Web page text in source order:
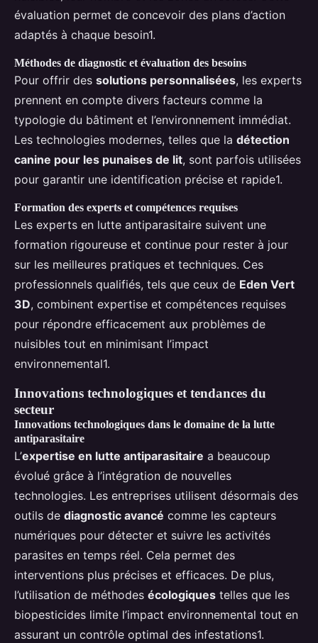
évaluation permet de concevoir des plans d’action
adaptés à chaque besoin1.
Méthodes de diagnostic et évaluation des besoins
Pour offrir des solutions personnalisées, les experts
prennent en compte divers facteurs comme la
typologie du bâtiment et l’environnement immédiat.
Les technologies modernes, telles que la détection
canine pour les punaises de lit, sont parfois utilisées
pour garantir une identification précise et rapide1.
Formation des experts et compétences requises
Les experts en lutte antiparasitaire suivent une
formation rigoureuse et continue pour rester à jour
sur les meilleures pratiques et techniques. Ces
professionnels qualifiés, tels que ceux de Eden Vert
3D, combinent expertise et compétences requises
pour répondre efficacement aux problèmes de
nuisibles tout en minimisant l’impact
environnemental1.
Innovations technologiques et tendances du
secteur
Innovations technologiques dans le domaine de la lutte
antiparasitaire
L’expertise en lutte antiparasitaire a beaucoup
évolué grâce à l’intégration de nouvelles
technologies. Les entreprises utilisent désormais des
outils de diagnostic avancé comme les capteurs
numériques pour détecter et suivre les activités
parasites en temps réel. Cela permet des
interventions plus précises et efficaces. De plus,
l’utilisation de méthodes écologiques telles que les
biopesticides limite l’impact environnemental tout en
assurant un contrôle optimal des infestations1.